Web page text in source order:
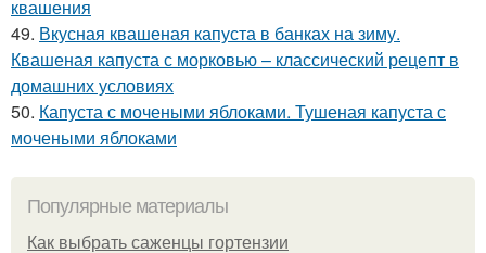
квашения
49. Вкусная квашеная капуста в банках на зиму.
Квашеная капуста с морковью – классический рецепт в
домашних условиях
50. Капуста с мочеными яблоками. Тушеная капуста с
мочеными яблоками
Популярные материалы
Как выбрать саженцы гортензии